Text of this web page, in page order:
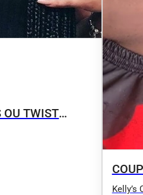
OU TWIST
Kelly’s